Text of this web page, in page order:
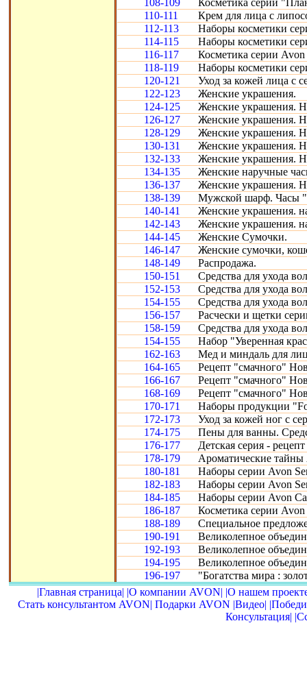
108-109
Косметика серии
110-111
Крем для лица с
112-113
Наборы косметики
114-115
Наборы косметики
116-117
Косметика серии Avon
118-119
Наборы косметики
120-121
Уход за кожей лица с
122-123
Женские украшения.
124-125
Женские украшения.
126-127
Женские украшения.
128-129
Женские украшения.
130-131
Женские украшения.
132-133
Женские украшения.
134-135
Женские наручные
136-137
Женские украшения.
138-139
Мужской шарф. Часы
140-141
Женские украшения.
142-143
Женские украшения.
144-145
Женские Сумочки.
146-147
Женские сумочки,
148-149
Распродажа.
150-151
Средства для ухода
152-153
Средства для ухода
154-155
Средства для ухода
156-157
Расчески и щетки
158-159
Средства для ухода
154-155
Набор "Уверенная
162-163
Мед и миндаль для
164-165
Рецепт "смачного"
166-167
Рецепт "смачного"
168-169
Рецепт "смачного"
170-171
Наборы продукции
172-173
Уход за кожей ног с
174-175
Пены для ванны.
176-177
Детская серия -
178-179
Ароматические тайны
180-181
Наборы серии Avon
182-183
Наборы серии Avon
184-185
Наборы серии Avon
186-187
Косметика серии Avon
188-189
Специальное
190-191
Великолепное
192-193
Великолепное
194-195
Великолепное
196-197
"Богатства мира :
|Главная страница| |О компании AVON| |О нашем
Стать консультантом AVON| Подарки AVON |Видео|
Консультация|